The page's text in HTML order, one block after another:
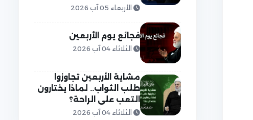
الأربعاء 05 آب 2026
فجائع يوم الأربعين
الثلاثاء 04 آب 2026
مشاية الأربعين تجاوزوا
طلب الثواب.. لماذا يختارون
التعب على الراحة؟
الثلاثاء 04 آب 2026